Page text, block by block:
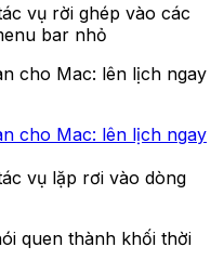
cho Mac: lên lịch ngay
cho Mac: lên lịch ngay
quen thành khối thời